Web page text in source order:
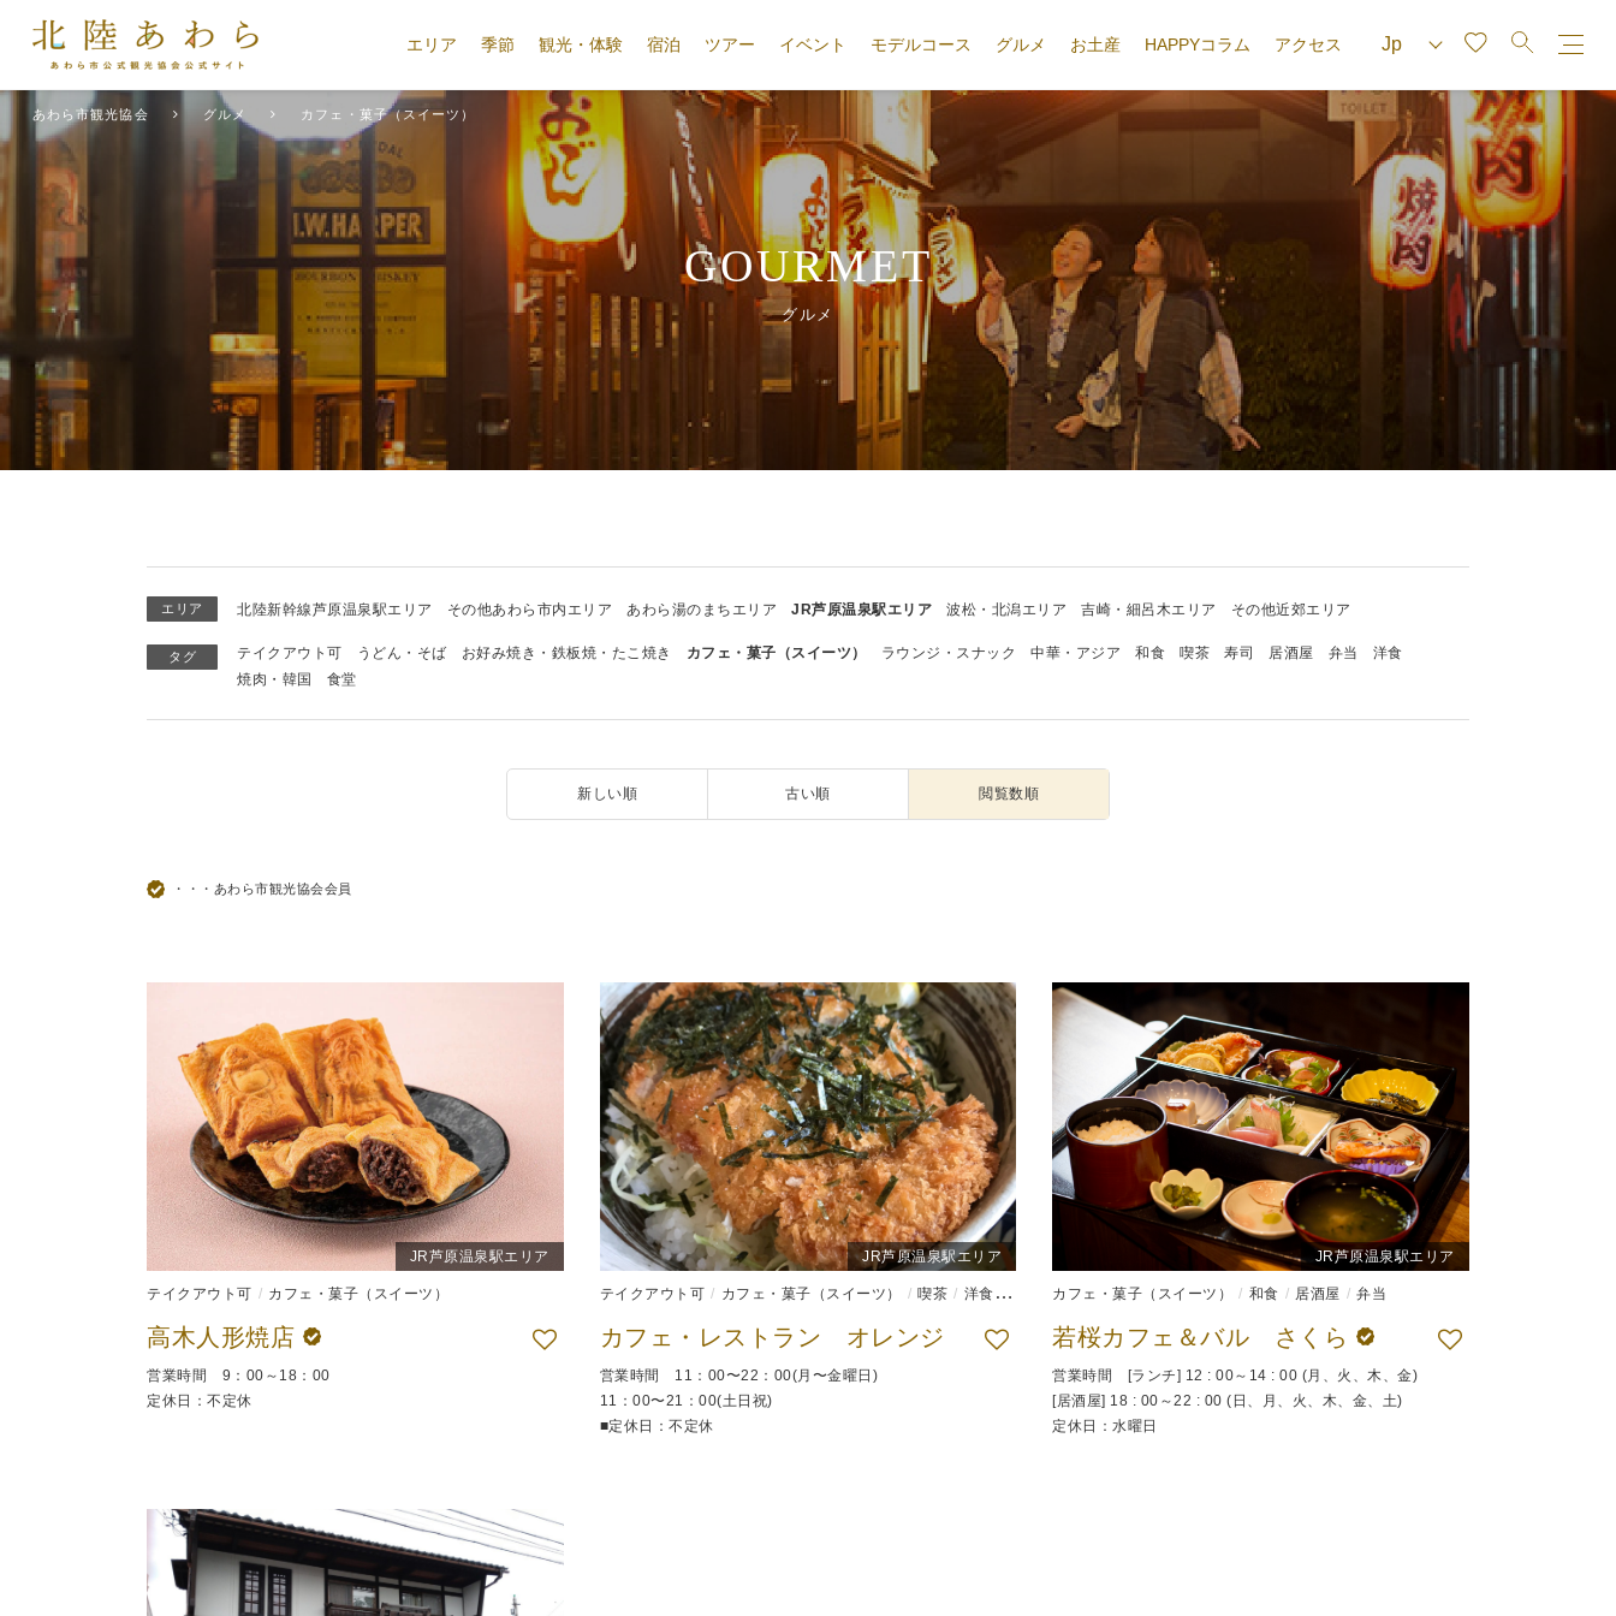
エリア 季節 観光・体験 宿泊 ツアー イベント モデルコース グルメ お土産 HAPPYコラム アクセス
あわら市観光協会 グルメ カフェ・菓子（スイーツ）
GOURMET
グルメ
エリア 北陸新幹線芦原温泉駅エリア その他あわら市内エリア あわら湯のまちエリア JR芦原温泉駅エリア 波松・北潟エリア 吉崎・細呂木エリア その他近郊エリア
タグ テイクアウト可 うどん・そば お好み焼き・鉄板焼・たこ焼き カフェ・菓子（スイーツ） ラウンジ・スナック 中華・アジア 和食 喫茶 寿司 居酒屋 弁当
洋食
焼肉・韓国
食堂
新しい順 古い順 閲覧数順
・・・あわら市観光協会会員
JR芦原温泉駅エリア
テイクアウト可 カフェ・菓子（スイーツ）
高木人形焼店
営業時間 9：00～18：00
定休日：不定休
JR芦原温泉駅エリア
テイクアウト可 カフェ・菓子（スイーツ） 喫茶 洋食 食堂
カフェ・レストラン オレンジ
営業時間 11：00〜22：00(月〜金曜日)
11：00〜21：00(土日祝)
■定休日：不定休
JR芦原温泉駅エリア
カフェ・菓子（スイーツ） 和食 居酒屋 弁当
若桜カフェ＆バル さくら
営業時間 [ランチ] 12 : 00～14 : 00 (月、火、木、金)
[居酒屋] 18 : 00～22 : 00 (日、月、火、木、金、土)
定休日：水曜日